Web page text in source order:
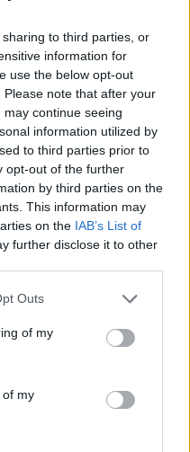
to third parties, or
information for
use the below opt-out
note that after your
continue seeing
information utilized by
to third parties prior to
opt-out of the further
by third parties on the
This information may
on the IAB’s List of
further disclose it to other
Outs
of my
of my
az, hogy a
jelzéseket küldeni,
gazdaságának első
figyelmen
a magyar
után gyökeresen
és a célok. Merre tart a
a nemzetközi
idei kiemelt
legfontosabb
...
hírarchívumához